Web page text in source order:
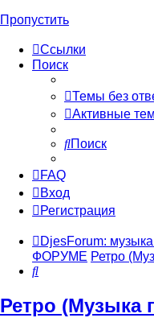
Пропустить
Ссылки
Поиск
Темы без
Активные
Поиск
FAQ
Вход
Регистрация
DjesForum:
ФОРУМЕ Ретро
Поиск
Ретро (Музыка